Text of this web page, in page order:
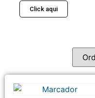
Click aqui